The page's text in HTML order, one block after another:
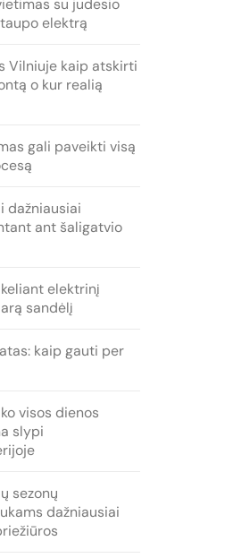
su judesio
elektrą
Vilniuje kaip atskirti
o kur realią
gali paveikti visą
dažniausiai
ant šaligatvio
elektrinį
sandėlį
kaip gauti per
visos dienos
slypi
sezonų
dažniausiai